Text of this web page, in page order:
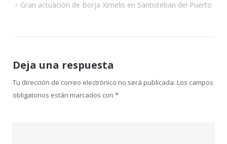
Navegación
Gran actuación de Borja Ximelis en Santisteban del Puerto
Deja una respuesta
Tu dirección de correo electrónico no será publicada. Los campos
obligatorios están marcados con *